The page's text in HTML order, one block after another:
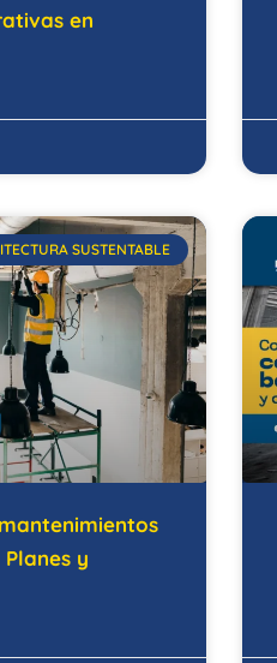
en
SUSTENTABLE
y